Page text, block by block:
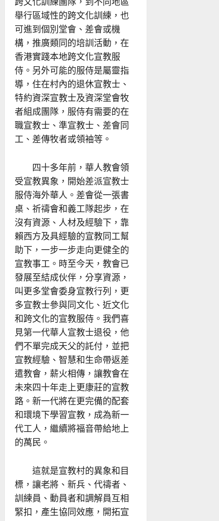
舉行區域性的跨文化訓練，也
可進到個別堂會、差會或機
構，推廣類同的培訓活動，在
香港實踐本地跨文化宣教服
侍。另外可能的服侍是屬靈指
導，住在村內的退休宣教士、
特約資深宣教士及資深堂會牧
者組成團隊，服侍有需要的在
職宣教士、準宣教士、差會同
工、差傳牧者或領袖等。
四十多年前，華人教會領
受宣教異象，開始差派宣教士
服侍海外華人。差會從一張書
桌、祈禱會和義工隊起步，在
沒有資源、人材及經驗下，靠
賴西方及具經驗的宣教同工幫
助下，一步一步走向更健全的
宣教事工。時至今天，教會已
發展至結成伙伴，分享資源，
叫更多堂會委身宣教行列，更
多宣教士參與同文化、近文化
和跨文化的宣教服侍。我們喜
見第一代華人宣教士退役，他
們不單完成天父的託付，並把
宣教經驗、智慧和生命帶返差
遣教會，薪火相傳，讓教會在
未來四十年走上更康莊的宣教
路。新一代將在更完備的配套
和環境下學習宣教，成為新一
代工人，繼續將福音帶給地上
的萬民。
這就是宣教村的異象和目
標，讓老將、新兵、代禱者、
訓練員、動員者和調解員互相
緊扣，產生協同效應，開拓宣